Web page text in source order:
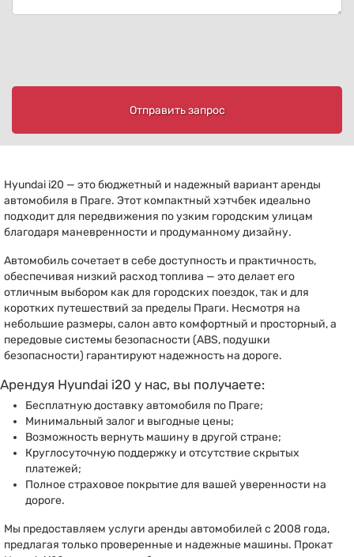
Отправить запрос
Hyundai i20 — это бюджетный и надежный вариант аренды
автомобиля в Праге. Этот компактный хэтчбек идеально
подходит для передвижения по узким городским улицам
благодаря маневренности и продуманному дизайну.
Автомобиль сочетает в себе доступность и практичность,
обеспечивая низкий расход топлива — это делает его
отличным выбором как для городских поездок, так и для
коротких путешествий за пределы Праги. Несмотря на
небольшие размеры, салон авто комфортный и просторный, а
передовые системы безопасности (ABS, подушки
безопасности) гарантируют надежность на дороге.
Арендуя Hyundai i20 у нас, вы получаете:
Бесплатную доставку автомобиля по Праге;
Минимальный залог и выгодные цены;
Возможность вернуть машину в другой стране;
Круглосуточную поддержку и отсутствие скрытых
платежей;
Полное страховое покрытие для вашей уверенности на
дороге.
Мы предоставляем услуги аренды автомобилей с 2008 года,
предлагая только проверенные и надежные машины. Прокат